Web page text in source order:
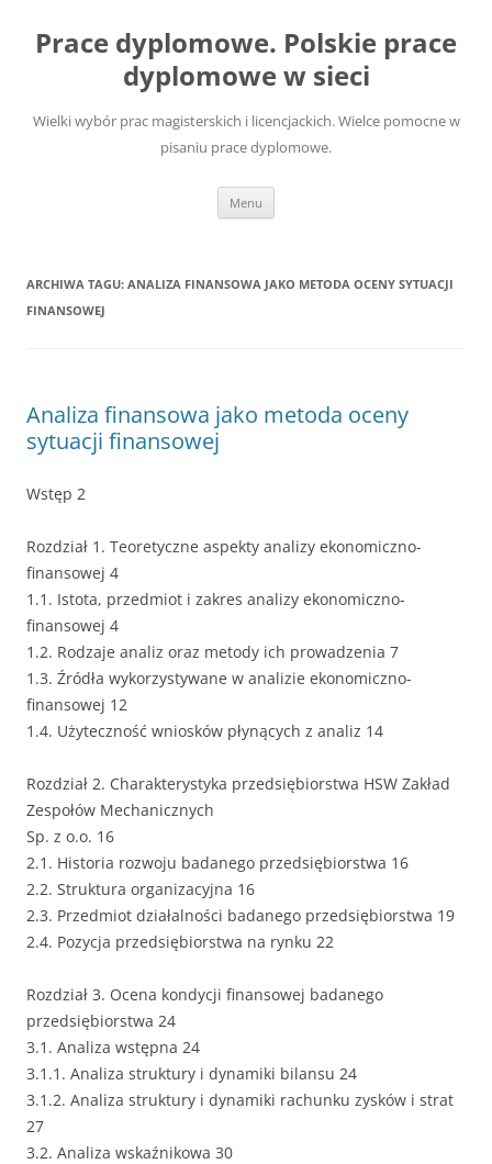
treści
Prace dyplomowe. Polskie prace
dyplomowe w sieci
Wielki wybór prac magisterskich i licencjackich. Wielce pomocne w
pisaniu prace dyplomowe.
Menu
ARCHIWA TAGU: ANALIZA FINANSOWA JAKO METODA OCENY SYTUACJI
FINANSOWEJ
Analiza finansowa jako metoda oceny
sytuacji finansowej
Wstęp 2
Rozdział 1. Teoretyczne aspekty analizy ekonomiczno-
finansowej 4
1.1. Istota, przedmiot i zakres analizy ekonomiczno-
finansowej 4
1.2. Rodzaje analiz oraz metody ich prowadzenia 7
1.3. Źródła wykorzystywane w analizie ekonomiczno-
finansowej 12
1.4. Użyteczność wniosków płynących z analiz 14
Rozdział 2. Charakterystyka przedsiębiorstwa HSW Zakład
Zespołów Mechanicznych
Sp. z o.o. 16
2.1. Historia rozwoju badanego przedsiębiorstwa 16
2.2. Struktura organizacyjna 16
2.3. Przedmiot działalności badanego przedsiębiorstwa 19
2.4. Pozycja przedsiębiorstwa na rynku 22
Rozdział 3. Ocena kondycji finansowej badanego
przedsiębiorstwa 24
3.1. Analiza wstępna 24
3.1.1. Analiza struktury i dynamiki bilansu 24
3.1.2. Analiza struktury i dynamiki rachunku zysków i strat
27
3.2. Analiza wskaźnikowa 30